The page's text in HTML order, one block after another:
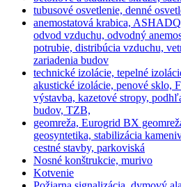
tubusové osvetlenie, denné
anemostatová krabica,
odvod vzduchu, odvodný
potrubie, distribúcia vzduchu,
zariadenia budov
technické izolácie, tepelné
akustické izolácie, penové sklo,
výstavba, kazetové stropy,
budov, TZB,
geomreža, Eurogrid BX
geosyntetika, stabilizácia
cestné stavby, parkoviská
Nosné konštrukcie, murivo
Kotvenie